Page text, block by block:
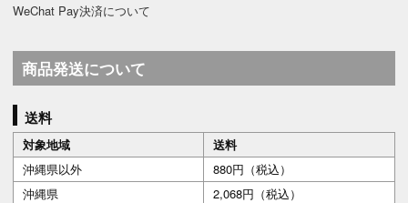
WeChat Pay決済について
商品発送について
送料
対象地域
送料
沖縄県以外
880円（税込）
沖縄県
2,068円（税込）